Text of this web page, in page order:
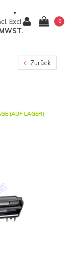
Excl.
MWST.
0
Zurück
(AUF LAGER)